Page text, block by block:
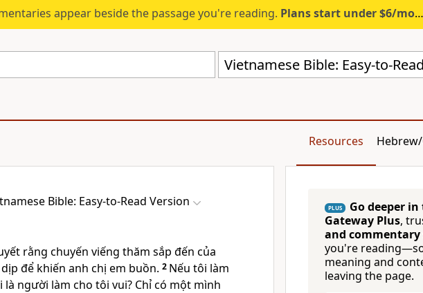
appear beside the passage you're reading. Plans start under $6/month.
Vietnamese Bible: Easy-to-
Resources
Bible: Easy-to-Read Version
rằng chuyến viếng thăm sắp đến của
để khiến anh chị em buồn. 2 Nếu tôi làm
người làm cho tôi vui? Chỉ có một mình
PLUS Go deeper
Gateway Plus,
and commentary
you're
meaning and
leaving the page.